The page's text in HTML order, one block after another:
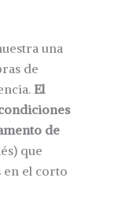
una
de
El
de
que
el corto